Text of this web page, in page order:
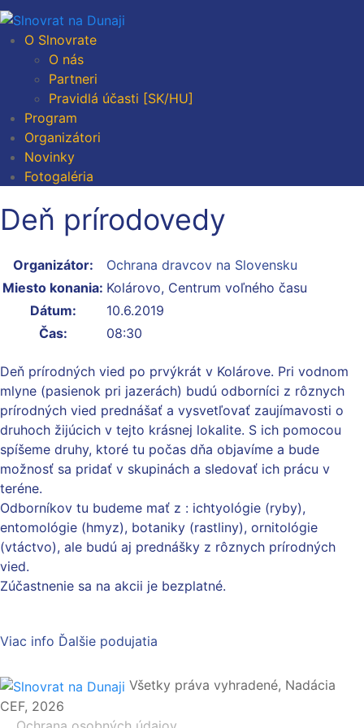
O Slnovrate
O nás
Partneri
Pravidlá účasti [SK/HU]
Program
Organizátori
Novinky
Fotogaléria
Deň prírodovedy
Organizátor:
Ochrana dravcov na Slovensku
Miesto konania: Kolárovo, Centrum voľného času
Dátum:
10.6.2019
Čas:
08:30
Deň prírodných vied po prvýkrát v Kolárove. Pri vodnom
mlyne (pasienok pri jazerách) budú odborníci z rôznych
prírodných vied prednášať a vysvetľovať zaujímavosti o
druhoch žijúcich v tejto krásnej lokalite. S ich pomocou
spíšeme druhy, ktoré tu počas dňa objavíme a bude
možnosť sa pridať v skupinách a sledovať ich prácu v
teréne.
Odborníkov tu budeme mať z : ichtyológie (ryby),
entomológie (hmyz), botaniky (rastliny), ornitológie
(vtáctvo), ale budú aj prednášky z rôznych prírodných
vied.
Zúčastnenie sa na akcii je bezplatné.
Viac info Ďalšie podujatia
Všetky práva vyhradené, Nadácia
CEF, 2026